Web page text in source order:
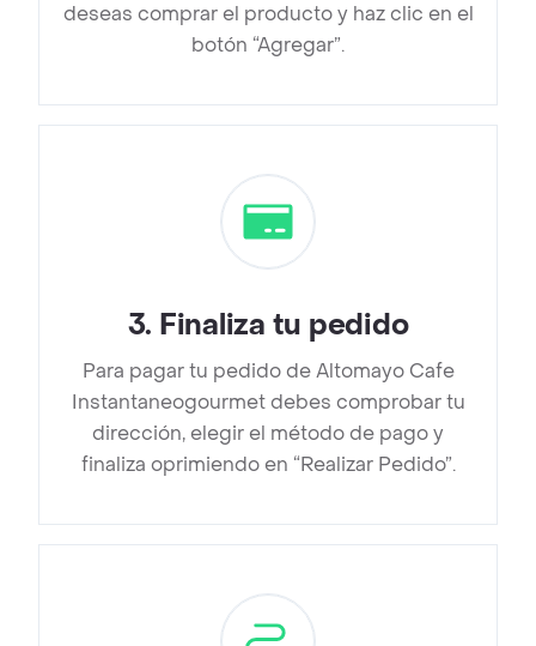
deseas comprar el producto y haz clic en el
botón “Agregar”.
3. Finaliza tu pedido
Para pagar tu pedido de Altomayo Cafe
Instantaneogourmet debes comprobar tu
dirección, elegir el método de pago y
finaliza oprimiendo en “Realizar Pedido”.